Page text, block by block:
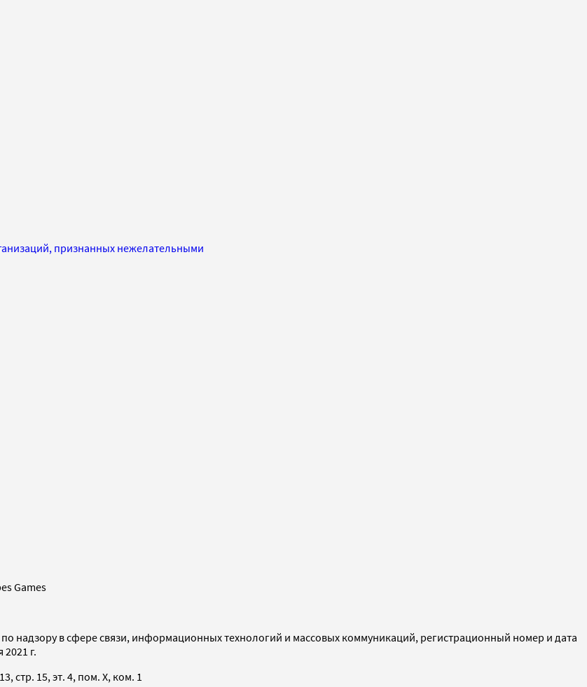
признанных нежелательными
Games
надзору в сфере связи, информационных технологий и массовых коммуникаций, регистрационный номер и дата
г.
стр. 15, эт. 4, пом. X, ком. 1